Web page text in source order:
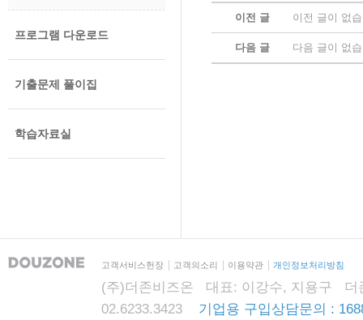
프로그램 다운로드
기출문제 풀이집
학습자료실
이전 글 이전 글이 없
다음 글 다음 글이 없
고객서비스헌장 고객의소리 이용약관 개인정보처리방침
(주)더존비즈온 대표: 이강수, 지용구 더
02.6233.3423 기업용 구입상담문의 :